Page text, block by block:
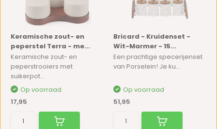
Keramische zout- en
peperstel Terra - me...
Keramische zout- en
peperstrooiers met
suikerpot...
Op voorraad
17,95
Bricard - Kruidenset -
Wit-Marmer - 15...
Een prachtige specerijenset
van Porselein! Je ku...
Op voorraad
51,95